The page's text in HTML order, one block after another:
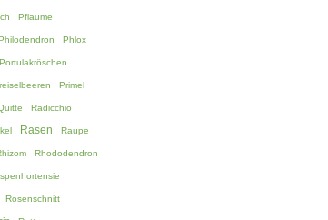
Pflaume
Phlox
Portulakröschen
Primel
Radicchio
Rasen Raupe
Rhododendron
Rosenschnitt